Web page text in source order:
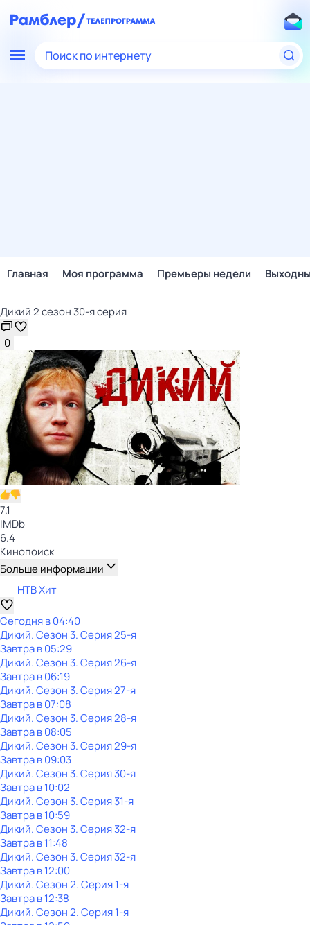
Поиск по интернету
Главная Моя программа Премьеры недели
Дикий 2 сезон 30-я серия
0
7.1
IMDb
6.4
Кинопоиск
Больше информации
НТВ Хит
Сегодня в 04:40
Дикий. Сезон 3. Серия 25-я
Завтра в 05:29
Дикий. Сезон 3. Серия 26-я
Завтра в 06:19
Дикий. Сезон 3. Серия 27-я
Завтра в 07:08
Дикий. Сезон 3. Серия 28-я
Завтра в 08:05
Дикий. Сезон 3. Серия 29-я
Завтра в 09:03
Дикий. Сезон 3. Серия 30-я
Завтра в 10:02
Дикий. Сезон 3. Серия 31-я
Завтра в 10:59
Дикий. Сезон 3. Серия 32-я
Завтра в 11:48
Дикий. Сезон 3. Серия 32-я
Завтра в 12:00
Дикий. Сезон 2. Серия 1-я
Завтра в 12:38
Дикий. Сезон 2. Серия 1-я